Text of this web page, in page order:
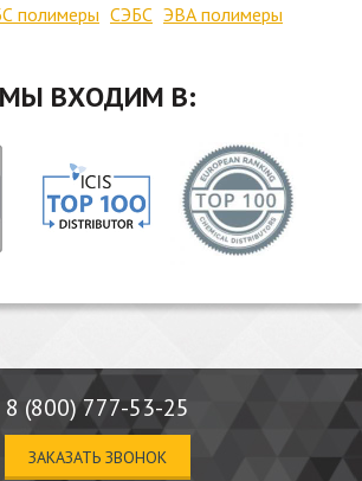
полимеры СЭБС ЭВА полимеры
МЫ ВХОДИМ В:
8 (800) 777-53-25
ЗАКАЗАТЬ ЗВОНОК